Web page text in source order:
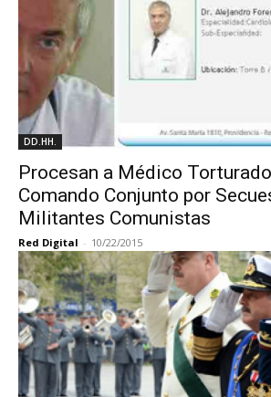
DD.HH.
Procesan a Médico
Comando Conjunto por
Militantes Comunistas
Red Digital - 10/22/2015